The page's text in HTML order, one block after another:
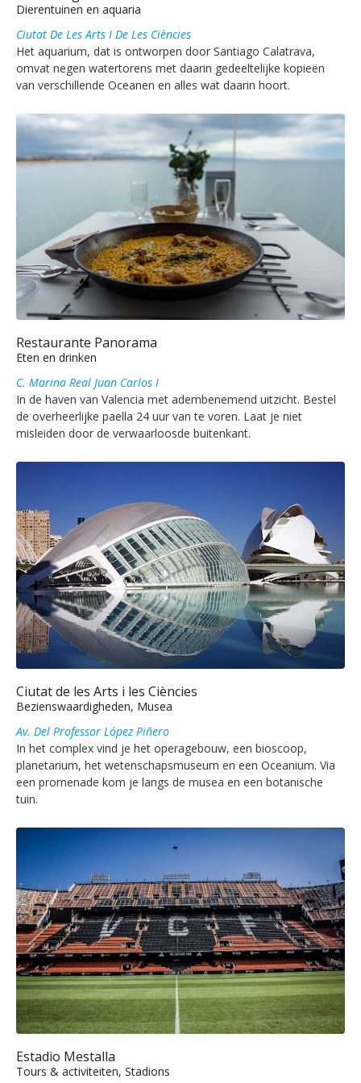
Dierentuinen en aquaria
Ciutat De Les Arts I De Les Ciències
Het aquarium, dat is ontworpen door Santiago Calatrava,
omvat negen watertorens met daarin gedeeltelijke kopieën
van verschillende Oceanen en alles wat daarin hoort.
Restaurante Panorama
Eten en drinken
C. Marina Real Juan Carlos I
In de haven van Valencia met adembenemend uitzicht. Bestel
de overheerlijke paella 24 uur van te voren. Laat je niet
misleiden door de verwaarloosde buitenkant.
Ciutat de les Arts i les Ciències
Bezienswaardigheden, Musea
Av. Del Professor López Piñero
In het complex vind je het operagebouw, een bioscoop,
planetarium, het wetenschapsmuseum en een Oceanium. Via
een promenade kom je langs de musea en een botanische
tuin.
Estadio Mestalla
Tours & activiteiten, Stadions